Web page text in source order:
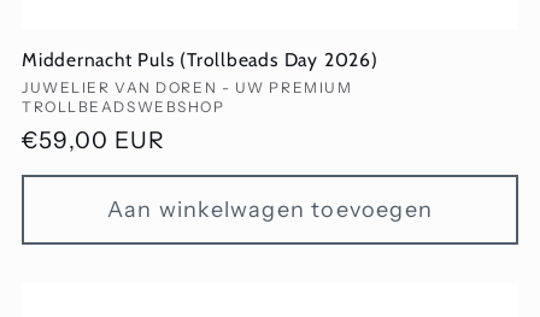
Middernacht Puls (Trollbeads Day 2026)
Verkoper:
JUWELIER VAN DOREN - UW PREMIUM
TROLLBEADSWEBSHOP
Normale
prijs
€59,00 EUR
Aan winkelwagen toevoegen